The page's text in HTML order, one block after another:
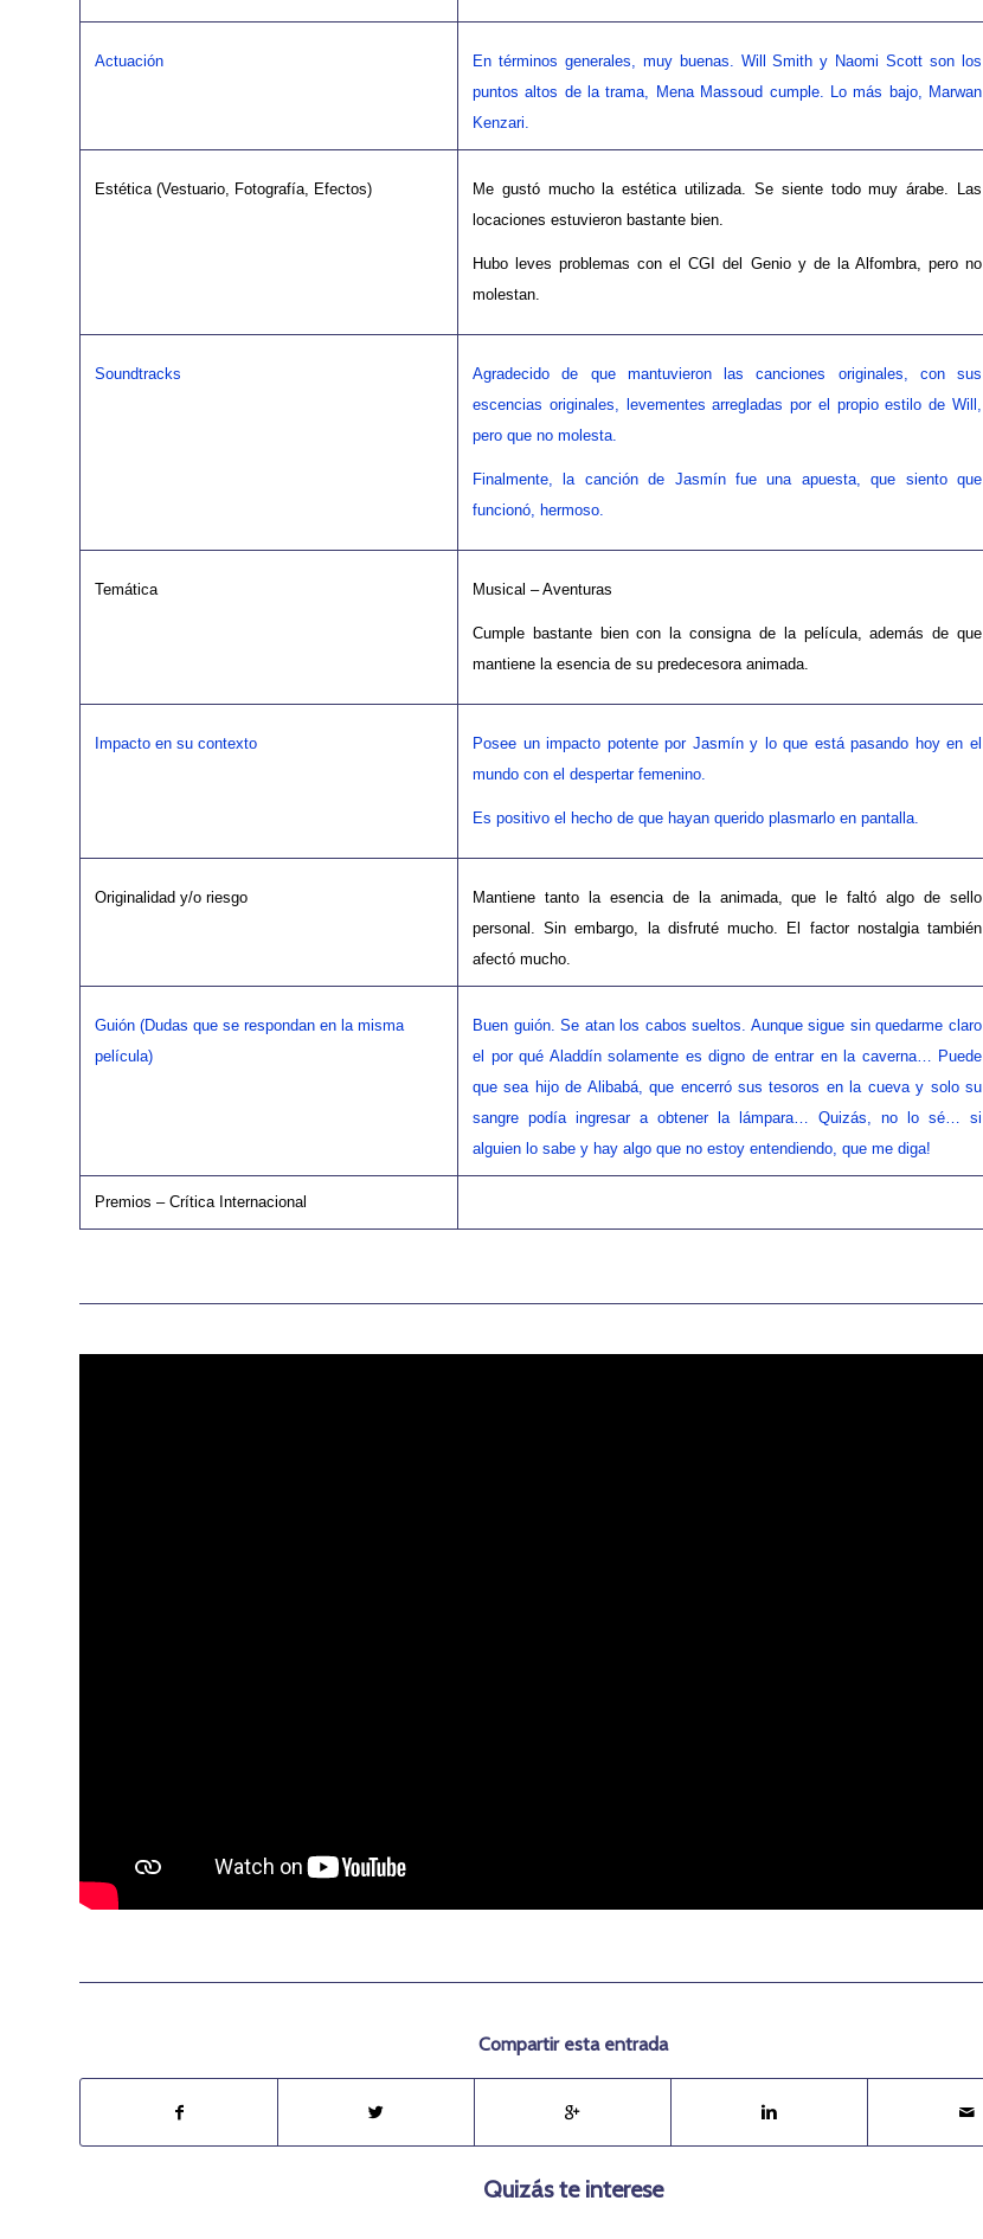
Actuación
En términos generales, muy buenas. Will Smith y Naomi Scott son los
puntos altos de la trama, Mena Massoud cumple. Lo más bajo, Marwan
Kenzari.
Estética (Vestuario, Fotografía, Efectos)
Me gustó mucho la estética utilizada. Se siente todo muy árabe. Las
locaciones estuvieron bastante bien.
Hubo leves problemas con el CGI del Genio y de la Alfombra, pero no
molestan.
Soundtracks
Agradecido de que mantuvieron las canciones originales, con sus
escencias originales, levementes arregladas por el propio estilo de Will,
pero que no molesta.
Finalmente, la canción de Jasmín fue una apuesta, que siento que
funcionó, hermoso.
Temática Musical – Aventuras
Cumple bastante bien con la consigna de la película, además de que
mantiene la esencia de su predecesora animada.
Impacto en su contexto
Posee un impacto potente por Jasmín y lo que está pasando hoy en el
mundo con el despertar femenino.
Es positivo el hecho de que hayan querido plasmarlo en pantalla.
Originalidad y/o riesgo
Mantiene tanto la esencia de la animada, que le faltó algo de sello
personal. Sin embargo, la disfruté mucho. El factor nostalgia también
afectó mucho.
Guión (Dudas que se respondan en la misma
película)
Buen guión. Se atan los cabos sueltos. Aunque sigue sin quedarme claro
el por qué Aladdín solamente es digno de entrar en la caverna… Puede
que sea hijo de Alibabá, que encerró sus tesoros en la cueva y solo su
sangre podía ingresar a obtener la lámpara… Quizás, no lo sé… si
alguien lo sabe y hay algo que no estoy entendiendo, que me diga!
Premios – Crítica Internacional
Compartir esta entrada
Quizás te interese